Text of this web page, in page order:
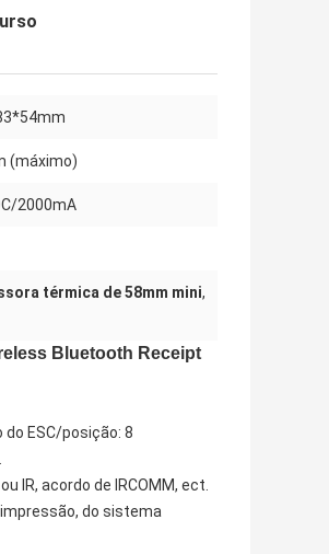
(máximo)
2000mA
térmica de 58mm mini,
Bluetooth Receipt
ESC/posição: 8
IR, acordo de IRCOMM, ect.
do sistema